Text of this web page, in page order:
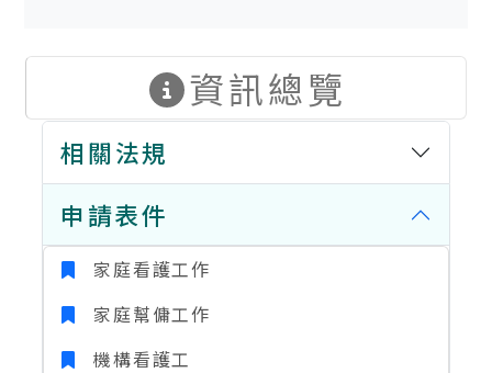
資訊總覽
相關法規
申請表件
家庭看護工作
家庭幫傭工作
機構看護工